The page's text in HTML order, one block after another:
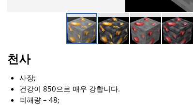
천사
사장;
건강이 850으로 매우 강합니다.
피해량 – 48;